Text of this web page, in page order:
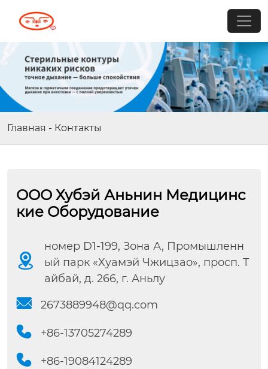
Главная - Контакты
ООО Хубэй Аньнин Медицинс
кие Оборудование

номер D1-199, Зона А, Промышленн
ый парк «Хуамэй Чжицзао», просп. Т
айбай, д. 266, г. Аньлу
 2673889948@qq.com
 +86-13705274289
 +86-19084124289